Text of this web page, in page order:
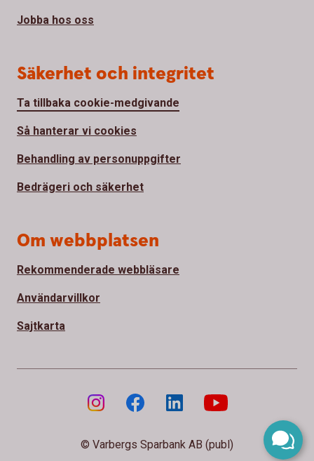
Jobba hos oss
Säkerhet och integritet
Ta tillbaka cookie-medgivande
Så hanterar vi cookies
Behandling av personuppgifter
Bedrägeri och säkerhet
Om webbplatsen
Rekommenderade webbläsare
Användarvillkor
Sajtkarta
© Varbergs Sparbank AB (publ)